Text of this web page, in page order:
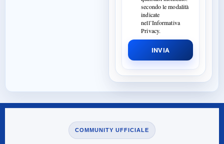
secondo le modalità
indicate
nell’Informativa
Privacy.
INVIA
COMMUNITY UFFICIALE